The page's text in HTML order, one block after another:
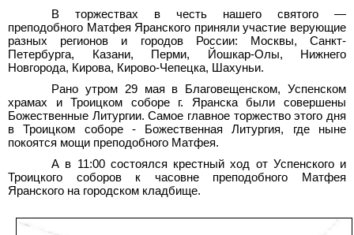
В торжествах в честь нашего святого —
преподобного Матфея Яранского приняли участие верующие
разных регионов и городов России: Москвы, Санкт-
Петербурга, Казани, Перми, Йошкар-Олы, Нижнего
Новгорода, Кирова, Кирово-Чепецка, Шахуньи.
Рано утром 29 мая в Благовещенском, Успенском
храмах и Троицком соборе г.
Яранска были совершены
Божественные Литургии. Самое главное торжество этого дня
в Троицком соборе - Божественная Литургия, где ныне
покоятся мощи преподобного Матфея.
А в 11:00 состоялся крестный ход от Успенского и
Троицкого соборов к часовне преподобного Матфея
Яранского на городском кладбище.